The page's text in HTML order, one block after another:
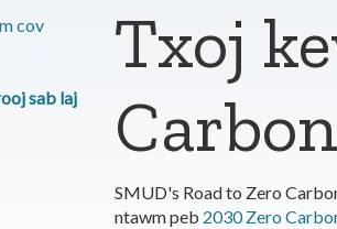
Txoj
SMUD's Road to Zero
ntawm peb 2030 Zero
cov
sab laj